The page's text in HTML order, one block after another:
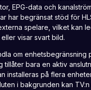
EPG-data och
har begränsat stöd för
spelare, vilket kan
visar svart bild.
om enhetsbegränsning
tillåter bara en aktiv
installeras på flera
i bakgrunden kan TV:n